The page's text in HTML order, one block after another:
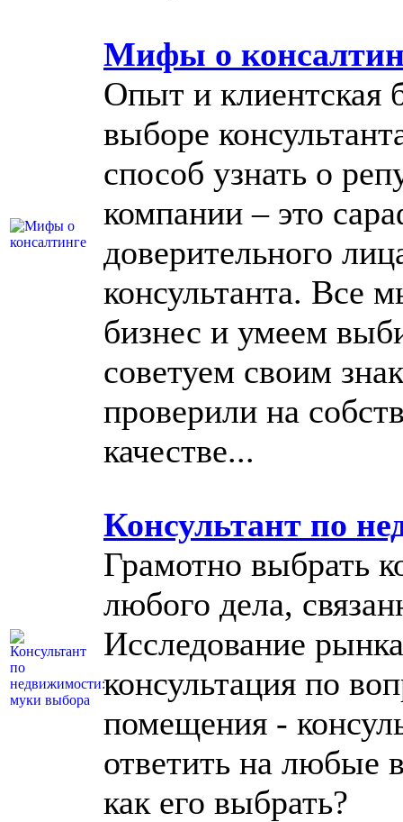
Мифы о
Опыт и клиентская
выборе
способ узнать о
компании – это
доверительного
консультанта. Все
бизнес и умеем
советуем своим
проверили на
качестве...
Консультант по
Грамотно выбрать
любого дела,
Исследование
консультация по
помещения -
ответить на любые
как его выбрать?